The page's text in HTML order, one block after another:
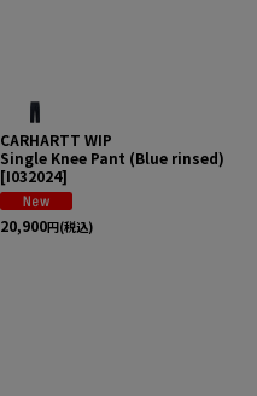
CARHARTT WIP
Single Knee Pant (Blue rinsed)
[I032024]
20,900円(税込)